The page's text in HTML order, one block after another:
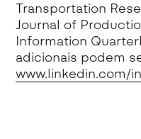
Transportation
Journal of
Information
adicionais podem
www.linkedin.com/